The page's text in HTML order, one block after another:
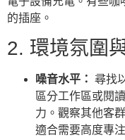
的插座。
2. 環境氛圍
噪音水平： 尋找
區分工作區或閱
力。觀察其他客
適合需要高度專